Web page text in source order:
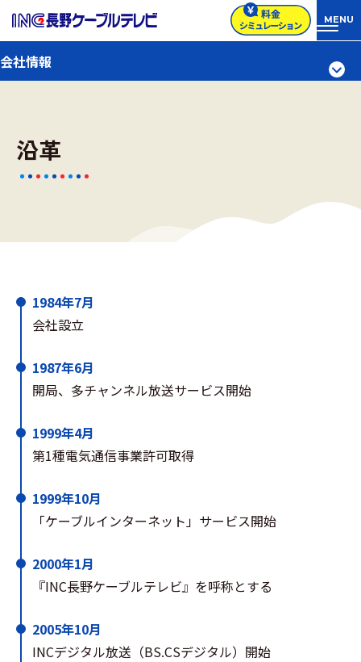
沿革
1984年7月
会社設立
1987年6月
開局、多チャンネル放送サービス開始
1999年4月
第1種電気通信事業許可取得
1999年10月
「ケーブルインターネット」サービス開始
2000年1月
『INC長野ケーブルテレビ』を呼称とする
2005年10月
INCデジタル放送（BS.CSデジタル）開始
会社情報